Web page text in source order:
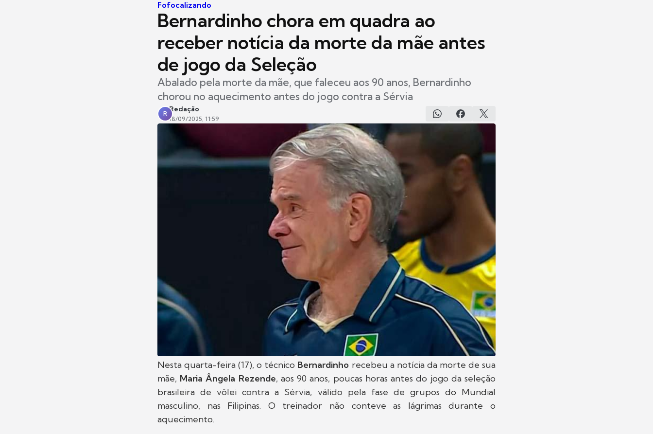
Fofocalizando
Bernardinho chora em quadra ao
receber notícia da morte da mãe antes
de jogo da Seleção
Abalado pela morte da mãe, que faleceu aos 90 anos, Bernardinho
chorou no aquecimento antes do jogo contra a Sérvia
R
Redação
18/09/2025, 11:59
Nesta quarta-feira (17), o técnico Bernardinho recebeu a notícia da morte de sua
mãe, Maria Ângela Rezende, aos 90 anos, poucas horas antes do jogo da seleção
brasileira de vôlei contra a Sérvia, válido pela fase de grupos do Mundial
masculino, nas Filipinas. O treinador não conteve as lágrimas durante o
aquecimento.